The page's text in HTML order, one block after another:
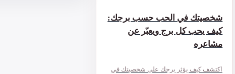
شخصيتك في الحب حسب برجك:
كيف يحب كل برج ويعبّر عن
مشاعره
اكتشف كيف يؤثر برجك على شخصيتك في